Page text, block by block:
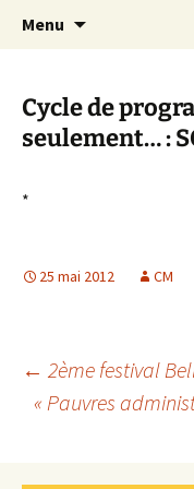
Canal
Menu
Cycle de
seulement… :
*
25 mai 2012 CM
← 2ème festival
« Pauvres